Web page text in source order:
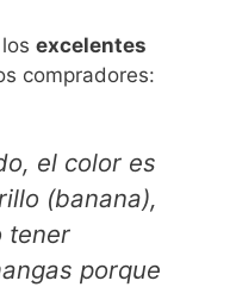
excelentes
compradores:
el color es
(banana),
tener
porque